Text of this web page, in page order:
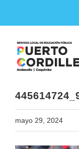
mayo 29, 2024